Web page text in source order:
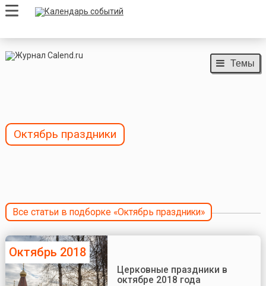
Темы
Октябрь праздники
Все статьи в подборке «Октябрь праздники»
Октябрь 2018
Церковные праздники в
октябре 2018 года